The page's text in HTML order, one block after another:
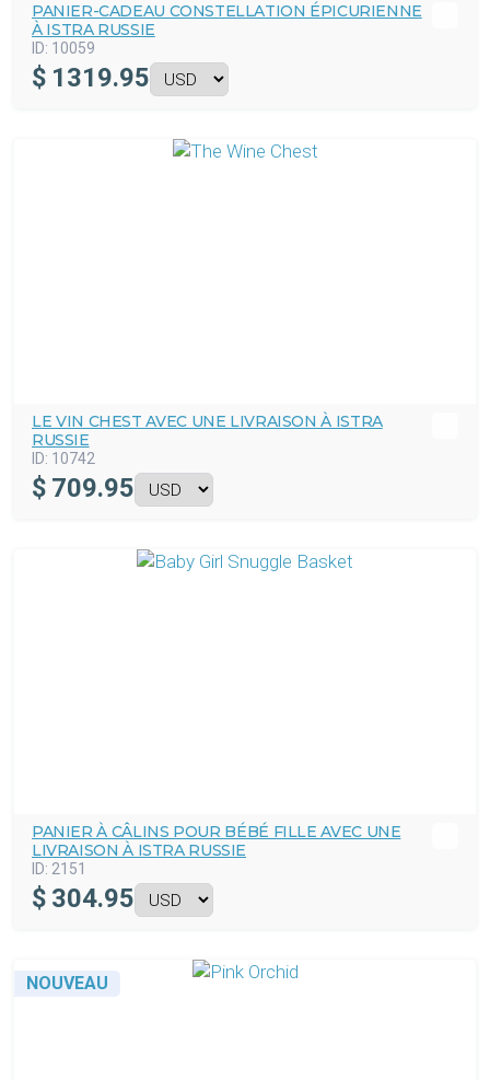
PANIER-CADEAU CONSTELLATION ÉPICURIENNE
À ISTRA RUSSIE
ID: 10059
$ 1319.95
LE VIN CHEST AVEC UNE LIVRAISON À ISTRA
RUSSIE
ID: 10742
$ 709.95
PANIER À CÂLINS POUR BÉBÉ FILLE AVEC UNE
LIVRAISON À ISTRA RUSSIE
ID: 2151
$ 304.95
NOUVEAU